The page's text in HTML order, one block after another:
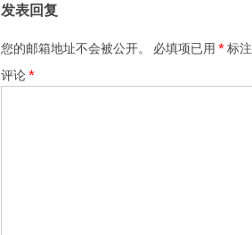
发表回复
您的邮箱地址不会被公开。 必填项已用 * 标注
评论*